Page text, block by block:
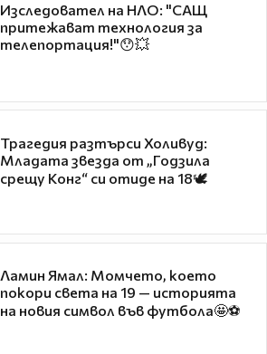
Изследовател на НЛО: "САЩ
притежават технология за
телепортация!"😯💥
Трагедия разтърси Холивуд:
Младата звезда от „Годзила
срещу Конг“ си отиде на 18🕊️
Ламин Ямал: Момчето, което
покори света на 19 — историята
на новия символ във футбола🤩⚽